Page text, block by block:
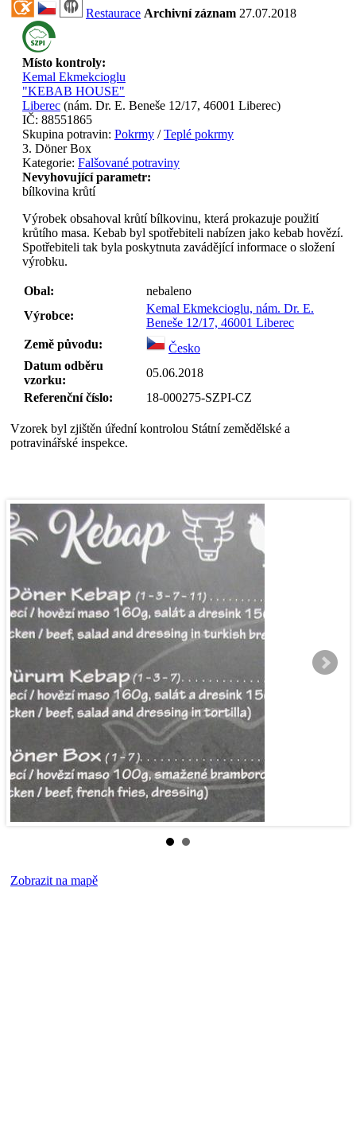
Restaurace Archivní záznam 27.07.2018
Místo kontroly:
Kemal Ekmekcioglu
"KEBAB HOUSE"
Liberec (nám. Dr. E. Beneše 12/17, 46001 Liberec)
IČ: 88551865
Skupina potravin: Pokrmy /Teplé pokrmy
3. Döner Box
Kategorie: Falšované potraviny
Nevyhovující parametr:
bílkovina krůtí
Výrobek obsahoval krůtí bílkovinu, která prokazuje použití
krůtího masa. Kebab byl spotřebiteli nabízen jako kebab hovězí.
Spotřebiteli tak byla poskytnuta zavádějící informace o složení
výrobku.
Obal:
nebaleno
Výrobce:
Kemal Ekmekcioglu, nám. Dr. E.
Beneše 12/17, 46001 Liberec
Země původu:
Česko
Datum odběru
vzorku:
05.06.2018
Referenční číslo:
18-000275-SZPI-CZ
Vzorek byl zjištěn úřední kontrolou Státní zemědělské a
potravinářské inspekce.
Zobrazit na mapě